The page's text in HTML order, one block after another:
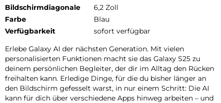
Bildschirmdiagonale
6,2 Zoll
Farbe
Blau
Verfügbarkeit
sofort verfügbar
Erlebe Galaxy AI der nächsten Generation. Mit vielen
personalisierten Funktionen macht sie das Galaxy S25 zu
deinem persönlichen Begleiter, der dir im Alltag den Rücken
freihalten kann. Erledige Dinge, für die du bisher länger an
den Bildschirm gefesselt warst, in nur einem Schritt: Die AI
kann für dich über verschiedene Apps hinweg arbeiten – und